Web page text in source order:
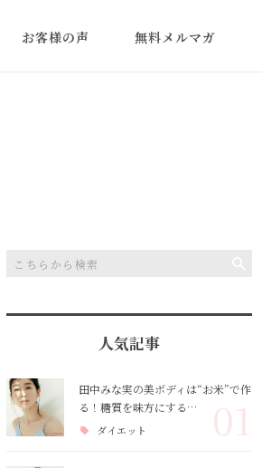
お客様の声
師養成講座
無料メルマガ
人気記事
田中みな実の美ボディは“お米”で作
る！糖質を味方にする…
ダイエット 01